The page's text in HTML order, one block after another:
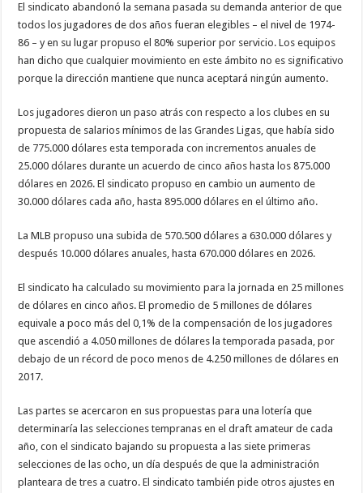
El sindicato abandonó la semana pasada su demanda anterior de que
todos los jugadores de dos años fueran elegibles – el nivel de 1974-
86 – y en su lugar propuso el 80% superior por servicio. Los equipos
han dicho que cualquier movimiento en este ámbito no es significativo
porque la dirección mantiene que nunca aceptará ningún aumento.
Los jugadores dieron un paso atrás con respecto a los clubes en su
propuesta de salarios mínimos de las Grandes Ligas, que había sido
de 775.000 dólares esta temporada con incrementos anuales de
25.000 dólares durante un acuerdo de cinco años hasta los 875.000
dólares en 2026. El sindicato propuso en cambio un aumento de
30.000 dólares cada año, hasta 895.000 dólares en el último año.
La MLB propuso una subida de 570.500 dólares a 630.000 dólares y
después 10.000 dólares anuales, hasta 670.000 dólares en 2026.
El sindicato ha calculado su movimiento para la jornada en 25 millones
de dólares en cinco años. El promedio de 5 millones de dólares
equivale a poco más del 0,1% de la compensación de los jugadores
que ascendió a 4.050 millones de dólares la temporada pasada, por
debajo de un récord de poco menos de 4.250 millones de dólares en
2017.
Las partes se acercaron en sus propuestas para una lotería que
determinaría las selecciones tempranas en el draft amateur de cada
año, con el sindicato bajando su propuesta a las siete primeras
selecciones de las ocho, un día después de que la administración
planteara de tres a cuatro. El sindicato también pide otros ajustes en